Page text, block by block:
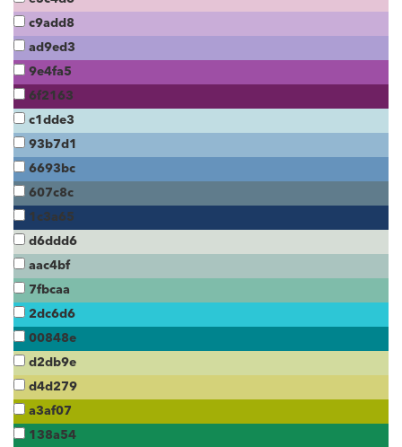
c9add8
ad9ed3
9e4fa5
6f2163
c1dde3
93b7d1
6693bc
607c8c
1c3a65
d6ddd6
aac4bf
7fbcaa
2dc6d6
00848e
d2db9e
d4d279
a3af07
138a54